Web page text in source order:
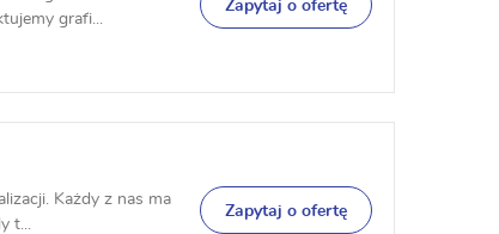
grafi...
Zapytaj o ofertę
Każdy z nas ma
t...
Zapytaj o ofertę